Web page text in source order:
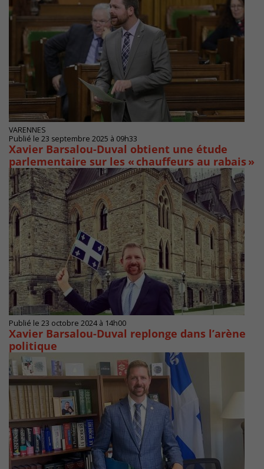
VARENNES
Publié le 23 septembre 2025 à 09h33
Xavier Barsalou-Duval obtient une étude
parlementaire sur les « chauffeurs au rabais »
Publié le 23 octobre 2024 à 14h00
Xavier Barsalou-Duval replonge dans l’arène
politique